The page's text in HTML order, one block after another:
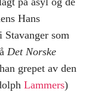
Hans
som
Det Norske
grepet av den
Lammers)